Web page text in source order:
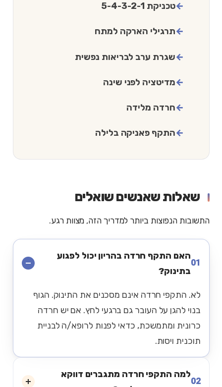
טכניקת 5-4-3-2-1
תרגילי הארקה למתח
שגרת ערב לבריאות נפשית
מדיטציה לפני שינה
חרדה מלידה
התקף פאניקה בלילה
שאלות שאנשים שואלים
התשובות הנפוצות ביותר למדריך הזה, מצוות רגע.
01
האם התקף חרדה בהריון יכול לפגוע
בתינוק?
לא. התקפי חרדה אינם מסכנים את התינוק. הגוף
בנוי להגן על העובר גם ברגעי לחץ. אם יש חרדה
כרונית ומתמשכת, כדאי לפנות לרופא/ה לבניית
תוכנית ויסות.
02
למה התקפי חרדה מתגברים דווקא